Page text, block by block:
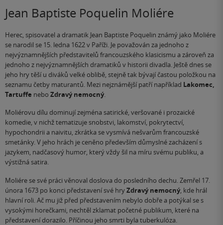
Jean Baptiste Poquelin Moliére
Herec, spisovatel a dramatik Jean Baptiste Poquelin známý jako Moliére
se narodil se 15. ledna 1622 v Paříži. Je považován za jednoho z
nejvýznamnějších představitelů francouzského klasicismu a zároveň za
jednoho z nejvýznamnějších dramatiků v historii divadla. Ještě dnes se
jeho hry těší u diváků velké oblibě, stejně tak bývají častou položkou na
seznamu četby maturantů. Mezi nejznámější patří například Lakomec,
Tartuffe nebo Zdravý nemocný.
Moliérovu dílu dominují zejména satirické, veršované i prozaické
komedie, v nichž tematizuje snobstvi, lakomství, pokrytectví,
hypochondrii a naivitu, zkrátka se vysmívá nešvarům francouzské
smetánky. V jeho hrách je ceněno především důmyslné zacházení s
jazykem, nadčasový humor, který vždy šil na míru svému publiku, a
výstižná satira.
Moliére se své práci věnoval doslova do posledního dechu. Zemřel 17.
února 1673 po konci představení své hryZdravý nemocný , kde hrál
hlavní roli. Ač mu již před představením nebylo dobře a potýkal se s
vysokými horečkami, nechtěl zklamat početné publikum, které na
představení dorazilo. Příčinou jeho smrti byla tuberkulóza.